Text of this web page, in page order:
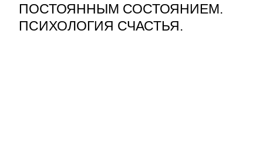
ПОСТОЯННЫМ СОСТОЯНИЕМ.
ПСИХОЛОГИЯ СЧАСТЬЯ.